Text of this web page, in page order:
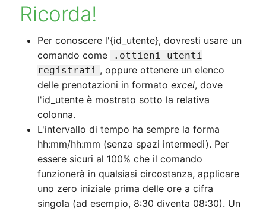
Ricorda!
Per conoscere l'{id_utente}, dovresti usare un
comando come
.ottieni utenti
registrati , oppure ottenere un elenco
delle prenotazioni in formato excel, dove
l'id_utente è mostrato sotto la relativa
colonna.
L'intervallo di tempo ha sempre la forma
hh:mm/hh:mm (senza spazi intermedi). Per
essere sicuri al 100% che il comando
funzionerà in qualsiasi circostanza, applicare
uno zero iniziale prima delle ore a cifra
singola (ad esempio, 8:30 diventa 08:30). Un